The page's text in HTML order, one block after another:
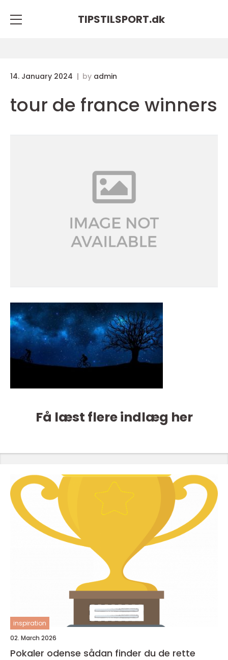
TIPSTILSPORT.dk
14. January 2024 by admin
tour de france winners
Få læst flere indlæg her
inspiration
02. March 2026
Pokaler odense sådan finder du de rette